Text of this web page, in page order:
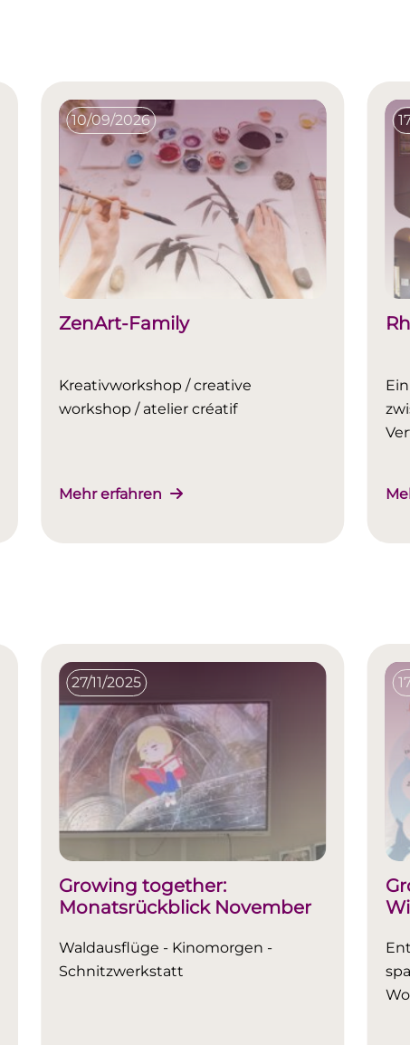
10/09/2026
ZenArt-Family
Kreativworkshop / creative
workshop / atelier créatif
Mehr erfahren
27/11/2025
Growing together:
Monatsrückblick November
Waldausflüge - Kinomorgen -
Schnitzwerkstatt